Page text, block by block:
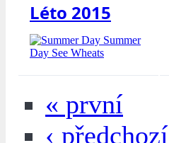
Léto 2015
« první
‹ předchozí